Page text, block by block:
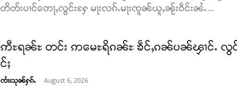
တိတ်းပၢင်တေႃႇလွင်းႁႄ မႃးလၵ်ႉမႃးၸူၼ်ယူႇၼႂ်းဝဵင်းၼႆႉ...
ဢီႊရၼ်ႊ တင်း ဢမေႊရိၵၼ်ႊ ၶဵင်ႇၵၼ်ပၼ်ၾၢင်ႉ လွင်ႈ
င်ႈ
ၸၢႆးသုၼ်ႁၵ်ႉ - August 6, 2026